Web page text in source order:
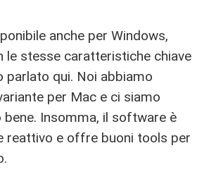
anche per Windows,
le stesse caratteristiche chiave
parlato qui. Noi abbiamo
per Mac e ci siamo
Insomma, il software è
reattivo e offre buoni tools per